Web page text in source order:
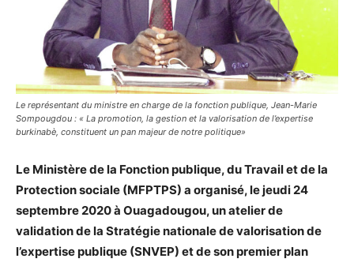
Le représentant du ministre en charge de la fonction publique, Jean-Marie
Sompougdou : « La promotion, la gestion et la valorisation de l’expertise
burkinabè, constituent un pan majeur de notre politique»
Le Ministère de la Fonction publique, du Travail et de la
Protection sociale (MFPTPS) a organisé, le jeudi 24
septembre 2020 à Ouagadougou, un atelier de
validation de la Stratégie nationale de valorisation de
l’expertise publique (SNVEP) et de son premier plan